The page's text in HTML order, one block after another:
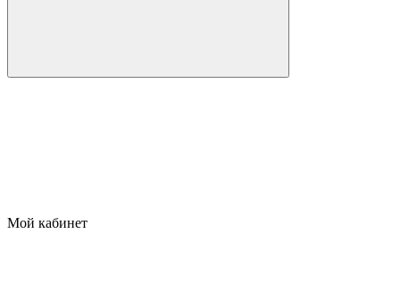
Мой кабинет